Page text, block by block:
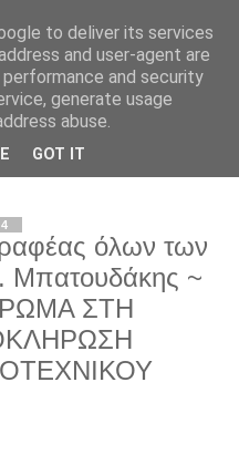
όλων των
Μπατουδάκης ~
ΣΤΗ
to deliver its services
and user-agent are
and security
generate usage
abuse.
GOT IT